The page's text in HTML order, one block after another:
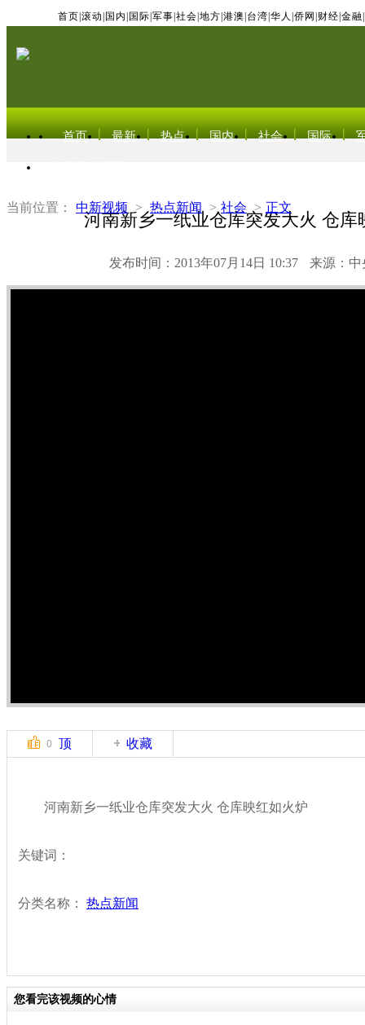
首页 滚动 国内 国际 军事 社会 地方 港澳 台湾 华人 侨网 财经 金融
首页 最新 热点 国内 社会 国际
当前位置： 中新视频 > 热点新闻 > 社会 > 正文
河南新乡一纸业仓库突发大火 仓库
发布时间：2013年07月14日 10:37 来源：中
0 顶 收藏
河南新乡一纸业仓库突发大火 仓库映红如火炉
关键词：
分类名称： 热点新闻
您看完该视频的心情